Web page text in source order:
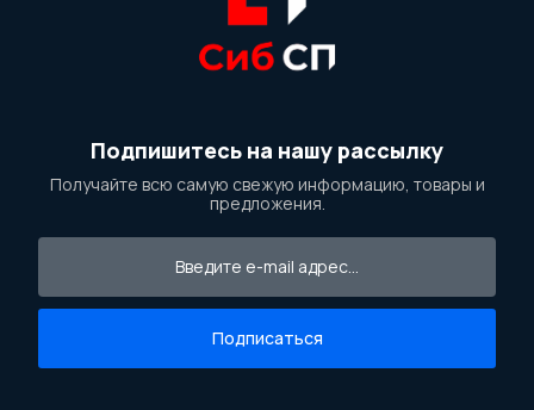
Подпишитесь на нашу рассылку
Получайте всю самую свежую информацию, товары и
предложения.
Подписаться